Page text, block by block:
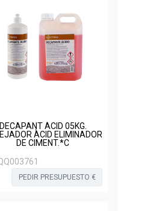
DECAPANT ÀCID 05KG.
ÀCID ELIMINADOR
DE CIMENT.*C
PEDIR PRESUPUESTO €